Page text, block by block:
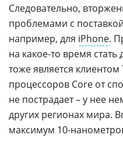
Следовательно,
проблемами с
например, для iPhone.
на какое-то время
тоже является клиентом
процессоров Core от
не пострадает – у нее
других регионах мира.
максимум 10-